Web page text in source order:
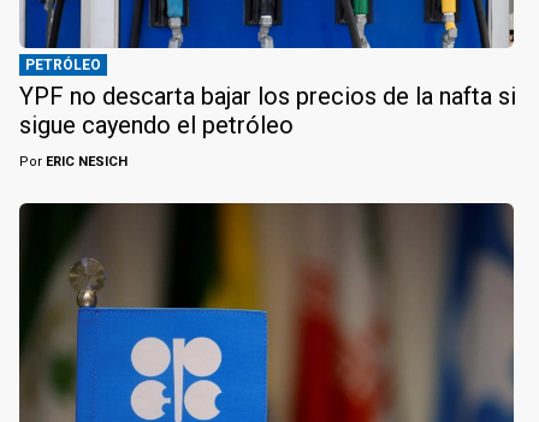
PETRÓLEO
YPF no descarta bajar los precios de la nafta si
sigue cayendo el petróleo
Por ERIC NESICH